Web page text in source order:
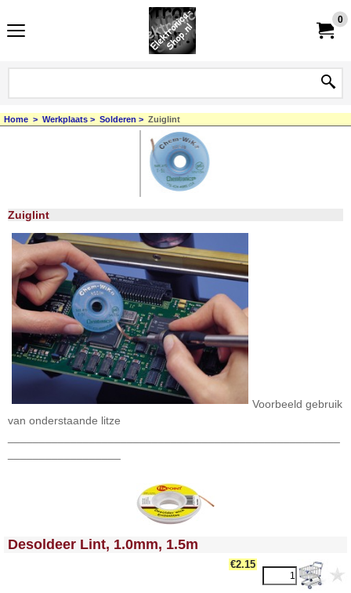
0
Home > Werkplaats > Solderen > Zuiglint
Zuiglint
Voorbeeld gebruik
van onderstaande litze
<!-- MakeFullWidth0 --><!-- MakeFullWidth1 --><!-- MakeFullWidth2 --><!-- MakeFullWidth3 --><!-- MakeFullWidth4 --><!-- MakeFullWidth5 --><!-- MakeFullWidth6 --><!-- MakeFullWidth7 --><!-- MakeFullWidth8 --><!-- MakeFullWidth9 --><!-- MakeFullWidth10 --><!-- MakeFullWidth11 --><!-- MakeFullWidth12 --><!-- MakeFullWidth13 --><!-- MakeFullWidth14 --><!-- MakeFullWidth15 --><!-- MakeFullWidth16 --><!-- MakeFullWidth17 --><!-- MakeFullWidth18 --><!-- MakeFullWidth19 -->
Desoldeer Lint, 1.0mm, 1.5m
€2.15